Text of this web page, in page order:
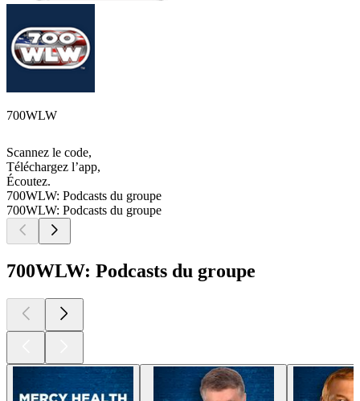
700WLW
Scannez le code,
Téléchargez l’app,
Écoutez.
700WLW: Podcasts du groupe
700WLW: Podcasts du groupe
700WLW: Podcasts du groupe